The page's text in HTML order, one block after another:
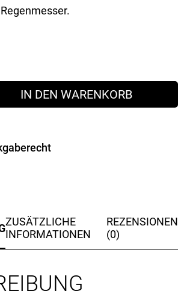
IN DEN WARENKORB
ZUSÄTZLICHE
INFORMATIONEN
REZENSIONEN
(0)